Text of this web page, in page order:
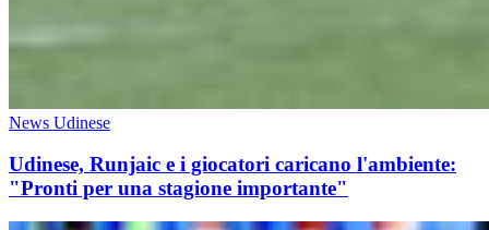
News Udinese
Udinese, Runjaic e i giocatori caricano l'ambiente:
"Pronti per una stagione importante"